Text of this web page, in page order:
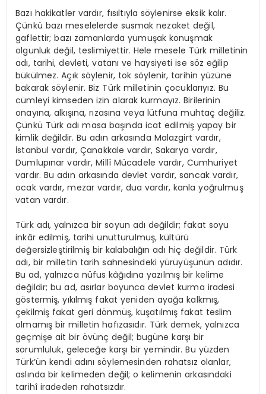
EKONOMİ
EĞİTİM
GÜNDEM
SAĞLIK
SPOR
Bazı hakikatler vardır, fısıltıyla söylenirse eksik kalır.
Çünkü bazı meselelerde susmak nezaket değil,
gaflettir; bazı zamanlarda yumuşak konuşmak
olgunluk değil, teslimiyettir. Hele mesele Türk milletinin
adı, tarihi, devleti, vatanı ve haysiyeti ise söz eğilip
bükülmez. Açık söylenir, tok söylenir, tarihin yüzüne
bakarak söylenir. Biz Türk milletinin çocuklarıyız. Bu
cümleyi kimseden izin alarak kurmayız. Birilerinin
onayına, alkışına, rızasına veya lütfuna muhtaç değiliz.
Çünkü Türk adı masa başında icat edilmiş yapay bir
kimlik değildir. Bu adın arkasında Malazgirt vardır,
İstanbul vardır, Çanakkale vardır, Sakarya vardır,
Dumlupınar vardır, Millî Mücadele vardır, Cumhuriyet
vardır. Bu adın arkasında devlet vardır, sancak vardır,
ocak vardır, mezar vardır, dua vardır, kanla yoğrulmuş
vatan vardır.
Türk adı, yalnızca bir soyun adı değildir; fakat soyu
inkâr edilmiş, tarihi unutturulmuş, kültürü
değersizleştirilmiş bir kalabalığın adı hiç değildir. Türk
adı, bir milletin tarih sahnesindeki yürüyüşünün adıdır.
Bu ad, yalnızca nüfus kâğıdına yazılmış bir kelime
değildir; bu ad, asırlar boyunca devlet kurma iradesi
göstermiş, yıkılmış fakat yeniden ayağa kalkmış,
çekilmiş fakat geri dönmüş, kuşatılmış fakat teslim
olmamış bir milletin hafızasıdır. Türk demek, yalnızca
geçmişe ait bir övünç değil; bugüne karşı bir
sorumluluk, geleceğe karşı bir yemindir. Bu yüzden
Türk’ün kendi adını söylemesinden rahatsız olanlar,
aslında bir kelimeden değil; o kelimenin arkasındaki
tarihî iradeden rahatsızdır.